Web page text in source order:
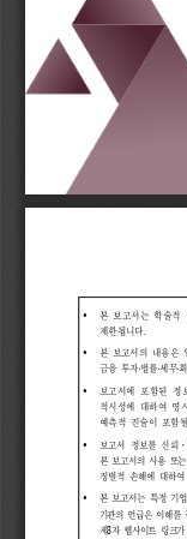
Ÿ 본 보고서는 학술적
제한됩니다 .
Ÿ
본 보고서의 내용은
금융 투자.법률.세무.
Ÿ
보고서에 포함된 정
적시성에 대하여 명
예측적 진술이 포함될
Ÿ
보고서 정보를 신뢰
본 보고서의 사용 또는
징벌적
손해에 대하여
Ÿ
본 보고서는 특정 기업 ·
기관의
언급은 이해를
제3자 웹사이트 링크가